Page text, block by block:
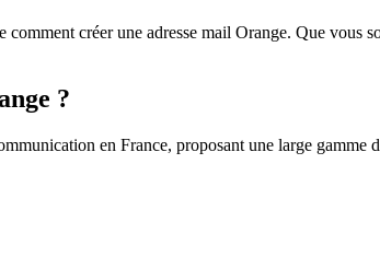
créer une adresse mail Orange. Que vous
?
en France, proposant une large